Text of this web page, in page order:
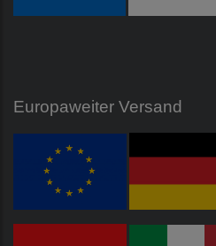
Europaweiter Versand